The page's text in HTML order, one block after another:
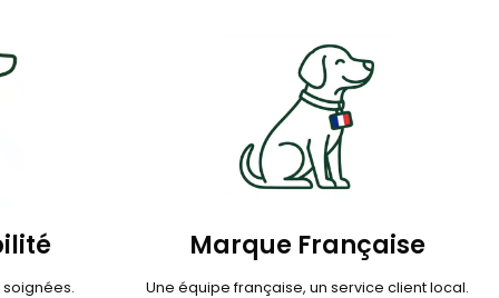
soignées.
Marque Française
Une équipe française, un service client local.